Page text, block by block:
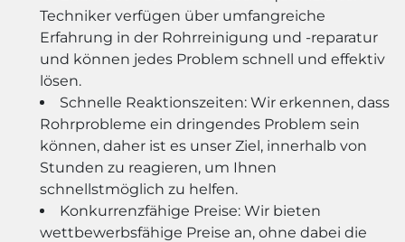
Techniker verfügen über umfangreiche
Erfahrung in der Rohrreinigung und -reparatur
und können jedes Problem schnell und effektiv
lösen.
Schnelle Reaktionszeiten: Wir erkennen, dass
Rohrprobleme ein dringendes Problem sein
können, daher ist es unser Ziel, innerhalb von
Stunden zu reagieren, um Ihnen
schnellstmöglich zu helfen.
Konkurrenzfähige Preise: Wir bieten
wettbewerbsfähige Preise an, ohne dabei die